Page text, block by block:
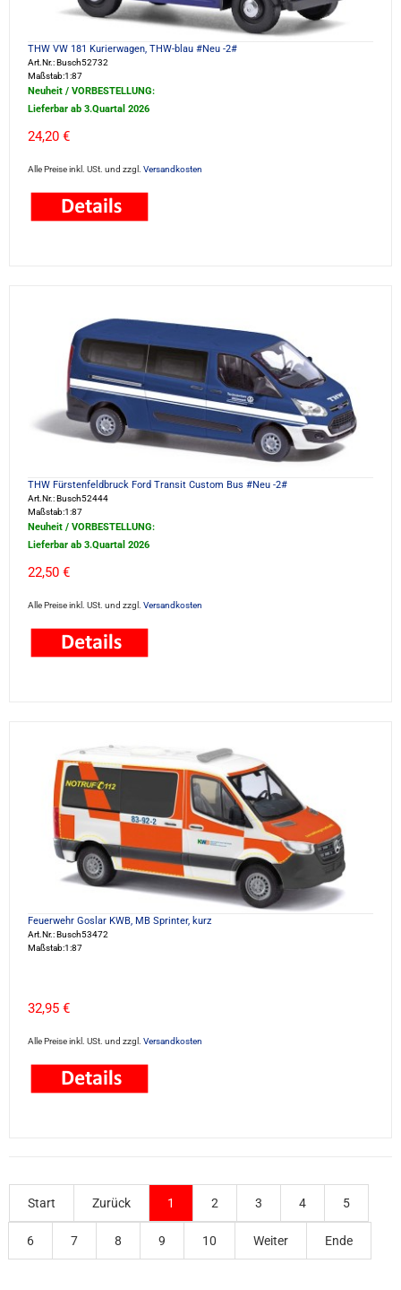
THW VW 181 Kurierwagen, THW-blau #Neu -2#
Art.Nr.: Busch52732
Maßstab:1:87
Neuheit / VORBESTELLUNG:
Lieferbar ab 3.Quartal 2026
24,20 €
Alle Preise inkl. USt. und zzgl. Versandkosten
THW Fürstenfeldbruck Ford Transit Custom Bus #Neu -2#
Art.Nr.: Busch52444
Maßstab:1:87
Neuheit / VORBESTELLUNG:
Lieferbar ab 3.Quartal 2026
22,50 €
Alle Preise inkl. USt. und zzgl. Versandkosten
Feuerwehr Goslar KWB, MB Sprinter, kurz
Art.Nr.: Busch53472
Maßstab:1:87
32,95 €
Alle Preise inkl. USt. und zzgl. Versandkosten
Start Zurück 1 2 3 4 5
6 7 8 9 10 Weiter Ende